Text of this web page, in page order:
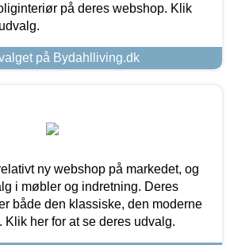
på deres webshop. Klik
på Bydahlliving.dk
ny webshop på markedet, og
i møbler og indretning. Deres
både den klassiske, den moderne
Klik her for at se deres udvalg.